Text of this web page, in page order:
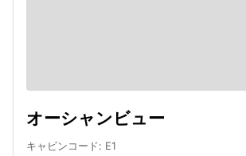
オーシャンビュー
キャビンコード: E1